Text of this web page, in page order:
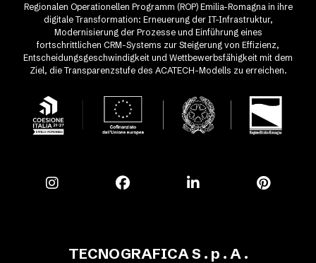
Regionalen Operationellen Programm (ROP) Emilia-Romagna in ihre
digitale Transformation: Erneuerung der IT-Infrastruktur,
Modernisierung der Prozesse und Einführung eines
fortschrittlichen CRM-Systems zur Steigerung von Effizienz,
Entscheidungsgeschwindigkeit und Wettbewerbsfähigkeit mit dem
Ziel, die Transparenzstufe des ACATECH-Modells zu erreichen.
TECNOGRAFICA S . p . A .